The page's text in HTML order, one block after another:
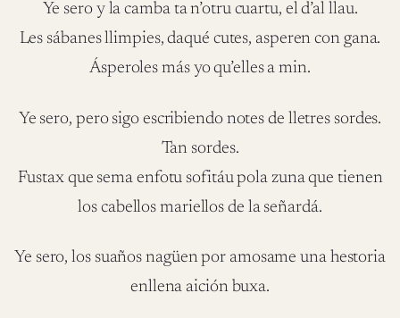
Ye sero y la camba ta n’otru cuartu, el d’al llau.
Les sábanes llimpies, daqué cutes, asperen con gana.
Ásperoles más yo qu’elles a min.
Ye sero, pero sigo escribiendo notes de lletres sordes.
Tan sordes.
Fustax que sema enfotu sofitáu pola zuna que tienen
los cabellos mariellos de la señardá.
Ye sero, los suaños nagüen por amosame una hestoria
enllena aición buxa.